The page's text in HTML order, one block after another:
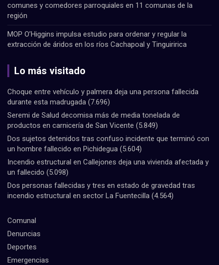
comunes y comedores parroquiales en 11 comunas de la
región
MOP O’Higgins impulsa estudio para ordenar y regular la
extracción de áridos en los ríos Cachapoal y Tinguiririca
Lo más visitado
Choque entre vehículo y palmera deja una persona fallecida
durante esta madrugada (7.696)
Seremi de Salud decomisa más de media tonelada de
productos en carnicería de San Vicente (5.849)
Dos sujetos detenidos tras confuso incidente que terminó con
un hombre fallecido en Pichidegua (5.604)
Incendio estructural en Callejones deja una vivienda afectada y
un fallecido (5.098)
Dos personas fallecidas y tres en estado de gravedad tras
incendio estructural en sector La Fuentecilla (4.564)
Comunal
Denuncias
Deportes
Emergencias